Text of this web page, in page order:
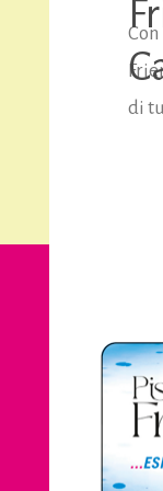
di